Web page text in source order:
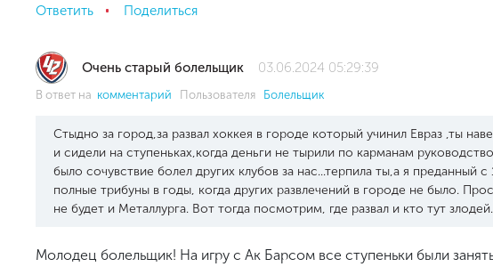
Ответить Поделиться
Очень старый болельщик 03.06.2024 05:29:39
В ответ на комментарий Пользователя Болельщик
Стыдно за город,за развал хоккея в городе который учинил Евраз ,ты
и сидели на ступеньках,когда деньги не тырили по карманам
было сочувствие болел других клубов за нас...терпила ты,а я
полные трибуны в годы, когда других развлечений в городе не было.
не будет и Металлурга. Вот тогда посмотрим, где развал и кто тут злодей.
Молодец болельщик! На игру с Ак Барсом все ступеньки были